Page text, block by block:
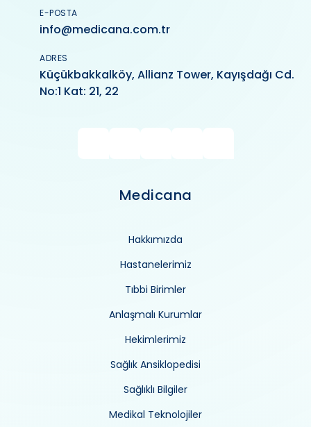
E-POSTA
info@medicana.com.tr
ADRES
Küçükbakkalköy, Allianz Tower, Kayışdağı Cd.
No:1 Kat: 21, 22
Medicana
Hakkımızda
Hastanelerimiz
Tıbbi Birimler
Anlaşmalı Kurumlar
Hekimlerimiz
Sağlık Ansiklopedisi
Sağlıklı Bilgiler
Medikal Teknolojiler